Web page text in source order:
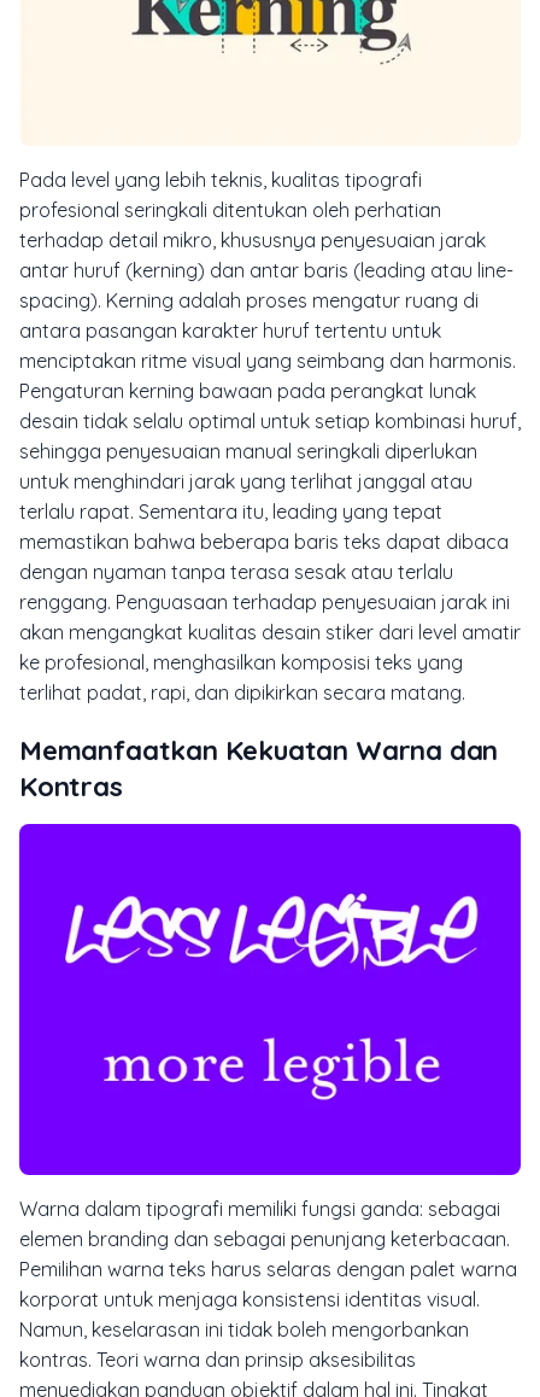
Pada level yang lebih teknis, kualitas tipografi
profesional seringkali ditentukan oleh perhatian
terhadap detail mikro, khususnya penyesuaian jarak
antar huruf (kerning) dan antar baris (leading atau line-
spacing). Kerning adalah proses mengatur ruang di
antara pasangan karakter huruf tertentu untuk
menciptakan ritme visual yang seimbang dan harmonis.
Pengaturan kerning bawaan pada perangkat lunak
desain tidak selalu optimal untuk setiap kombinasi huruf,
sehingga penyesuaian manual seringkali diperlukan
untuk menghindari jarak yang terlihat janggal atau
terlalu rapat. Sementara itu, leading yang tepat
memastikan bahwa beberapa baris teks dapat dibaca
dengan nyaman tanpa terasa sesak atau terlalu
renggang. Penguasaan terhadap penyesuaian jarak ini
akan mengangkat kualitas desain stiker dari level amatir
ke profesional, menghasilkan komposisi teks yang
terlihat padat, rapi, dan dipikirkan secara matang.
Memanfaatkan Kekuatan Warna dan
Kontras
Warna dalam tipografi memiliki fungsi ganda: sebagai
elemen branding dan sebagai penunjang keterbacaan.
Pemilihan warna teks harus selaras dengan palet warna
korporat untuk menjaga konsistensi identitas visual.
Namun, keselarasan ini tidak boleh mengorbankan
kontras. Teori warna dan prinsip aksesibilitas
menyediakan panduan objektif dalam hal ini. Tingkat